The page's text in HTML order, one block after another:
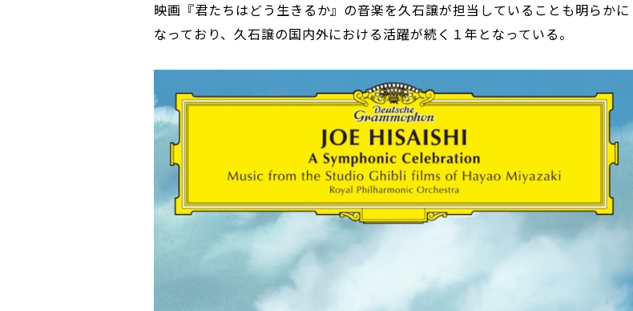
映画『君たちはどう生きるか』の音楽を久石譲が担当していることも明らかに
なっており、久石譲の国内外における活躍が続く１年となっている。